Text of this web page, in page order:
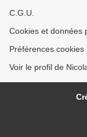
C.G.U.
Cookies et données
Préférences cookies
Voir le profil de